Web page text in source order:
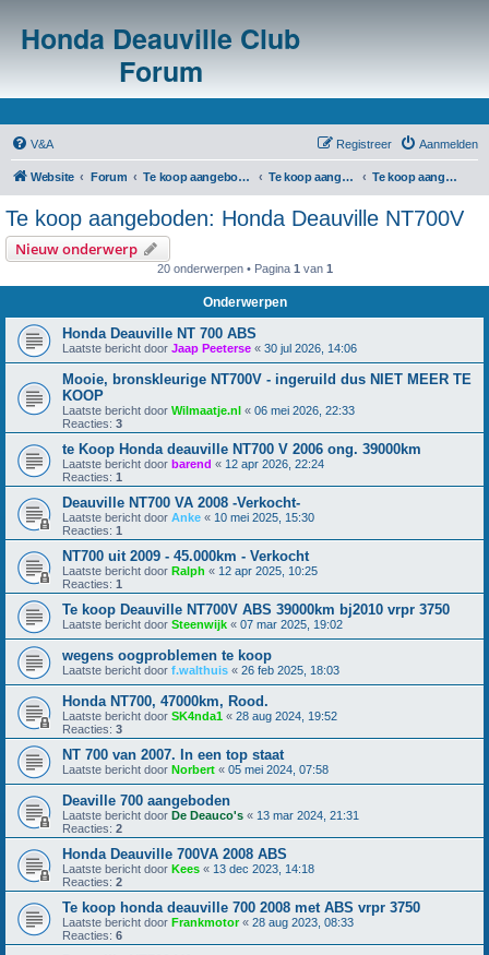
Honda Deauville Club
Forum
V&A Aanmelden
Registreer
Website Forum Te koop aangeboden/te koop gevraagd Te koop aangeboden: m.b.t. Honda Deauville NT700V Te koop aangeboden: Honda Deauville NT700V
Te koop aangeboden: Honda Deauville NT700V
Nieuw onderwerp
20 onderwerpen • Pagina 1 van 1
Onderwerpen
Honda Deauville NT 700 ABS
Laatste bericht door Jaap Peeterse « 30 jul 2026, 14:06
Mooie, bronskleurige NT700V - ingeruild dus NIET MEER TE
KOOP
Laatste bericht door Wilmaatje.nl « 06 mei 2026, 22:33
Reacties: 3
te Koop Honda deauville NT700 V 2006 ong. 39000km
Laatste bericht door barend « 12 apr 2026, 22:24
Reacties: 1
Deauville NT700 VA 2008 -Verkocht-
Laatste bericht door Anke « 10 mei 2025, 15:30
Reacties: 1
NT700 uit 2009 - 45.000km - Verkocht
Laatste bericht door Ralph « 12 apr 2025, 10:25
Reacties: 1
Te koop Deauville NT700V ABS 39000km bj2010 vrpr 3750
Laatste bericht door Steenwijk « 07 mar 2025, 19:02
wegens oogproblemen te koop
Laatste bericht door f.walthuis « 26 feb 2025, 18:03
Honda NT700, 47000km, Rood.
Laatste bericht door SK4nda1 « 28 aug 2024, 19:52
Reacties: 3
NT 700 van 2007. In een top staat
Laatste bericht door Norbert « 05 mei 2024, 07:58
Deaville 700 aangeboden
Laatste bericht door De Deauco's « 13 mar 2024, 21:31
Reacties: 2
Honda Deauville 700VA 2008 ABS
Laatste bericht door Kees « 13 dec 2023, 14:18
Reacties: 2
Te koop honda deauville 700 2008 met ABS vrpr 3750
Laatste bericht door Frankmotor« 28 aug 2023, 08:33
Reacties: 6